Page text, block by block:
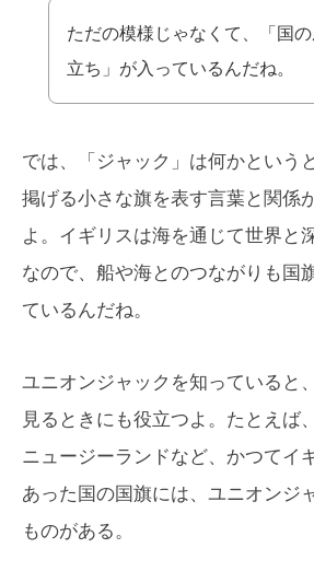
ただの模様じゃなくて、「国の
立ち」が入っているんだね。
では、「ジャック」は何かという
掲げる小さな旗を表す言葉と関係
よ。イギリスは海を通じて世界と
なので、船や海とのつながりも国
ているんだね。
ユニオンジャックを知っていると
見るときにも役立つよ。たとえば
ニュージーランドなど、かつてイ
あった国の国旗には、ユニオンジ
ものがある。